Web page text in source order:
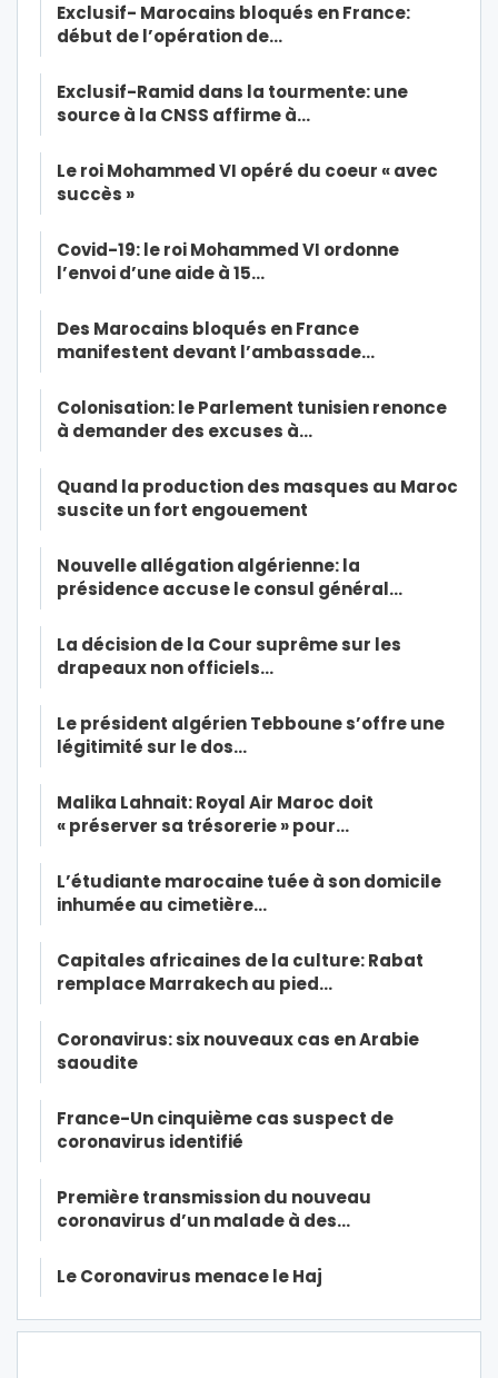
Exclusif- Marocains bloqués en France:
début de l’opération de…
Exclusif-Ramid dans la tourmente: une
source à la CNSS affirme à…
Le roi Mohammed VI opéré du coeur « avec
succès »
Covid-19: le roi Mohammed VI ordonne
l’envoi d’une aide à 15…
Des Marocains bloqués en France
manifestent devant l’ambassade…
Colonisation: le Parlement tunisien renonce
à demander des excuses à…
Quand la production des masques au Maroc
suscite un fort engouement
Nouvelle allégation algérienne: la
présidence accuse le consul général…
La décision de la Cour suprême sur les
drapeaux non officiels…
Le président algérien Tebboune s’offre une
légitimité sur le dos…
Malika Lahnait: Royal Air Maroc doit
« préserver sa trésorerie » pour…
L’étudiante marocaine tuée à son domicile
inhumée au cimetière…
Capitales africaines de la culture: Rabat
remplace Marrakech au pied…
Coronavirus: six nouveaux cas en Arabie
saoudite
France-Un cinquième cas suspect de
coronavirus identifié
Première transmission du nouveau
coronavirus d’un malade à des…
Le Coronavirus menace le Haj